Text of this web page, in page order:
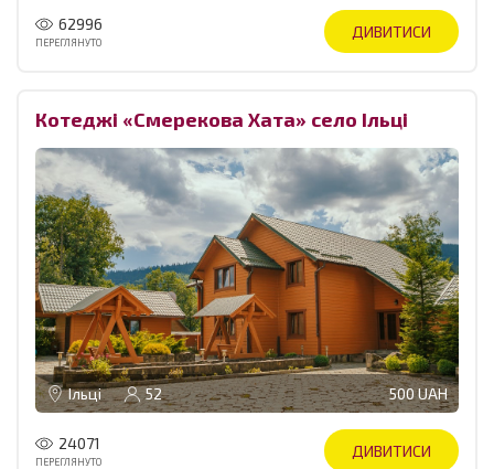
62996
ПЕРЕГЛЯНУТО
ДИВИТИСИ
Котеджі «Смерекова Хата» село Ільці
Ільці 52 500 UAH
24071
ПЕРЕГЛЯНУТО
ДИВИТИСИ